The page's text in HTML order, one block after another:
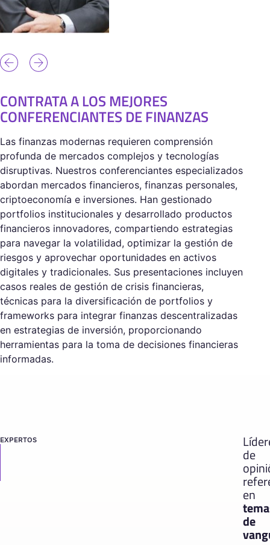
CONTRATA A LOS MEJORES
CONFERENCIANTES DE FINANZAS
Las finanzas modernas requieren comprensión
profunda de mercados complejos y tecnologías
disruptivas. Nuestros conferenciantes especializados
abordan mercados financieros, finanzas personales,
criptoeconomía e inversiones. Han gestionado
portfolios institucionales y desarrollado productos
financieros innovadores, compartiendo estrategias
para navegar la volatilidad, optimizar la gestión de
riesgos y aprovechar oportunidades en activos
digitales y tradicionales. Sus presentaciones incluyen
casos reales de gestión de crisis financieras,
técnicas para la diversificación de portfolios y
frameworks para integrar finanzas descentralizadas
en estrategias de inversión, proporcionando
herramientas para la toma de decisiones financieras
informadas.
EXPERTOS
de
en
de